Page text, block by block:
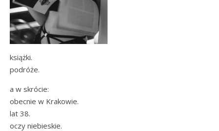
książki.
podróże.
a w skrócie:
obecnie w Krakowie.
lat 38.
oczy niebieskie.